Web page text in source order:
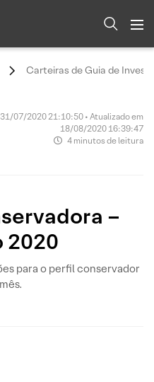
Carteiras de Guia de
31/07/2020 21:10:50 • Atualizado em
18/08/2020 16:39:47
4 minutos de leitura
–
2020
para o perfil conservador